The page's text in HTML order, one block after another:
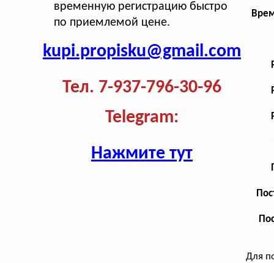
временную регистрацию быстро
по приемлемой цене.
kupi.propisku@gmail.com
Тел. 7-937-796-30-96
Telegram:
Нажмите тут
Для